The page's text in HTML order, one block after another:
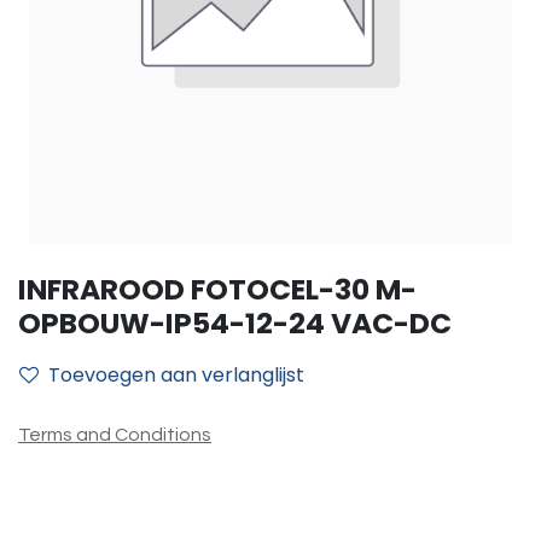
INFRAROOD FOTOCEL-30 M-
OPBOUW-IP54-12-24 VAC-DC
Toevoegen aan verlanglijst
Terms and Conditions